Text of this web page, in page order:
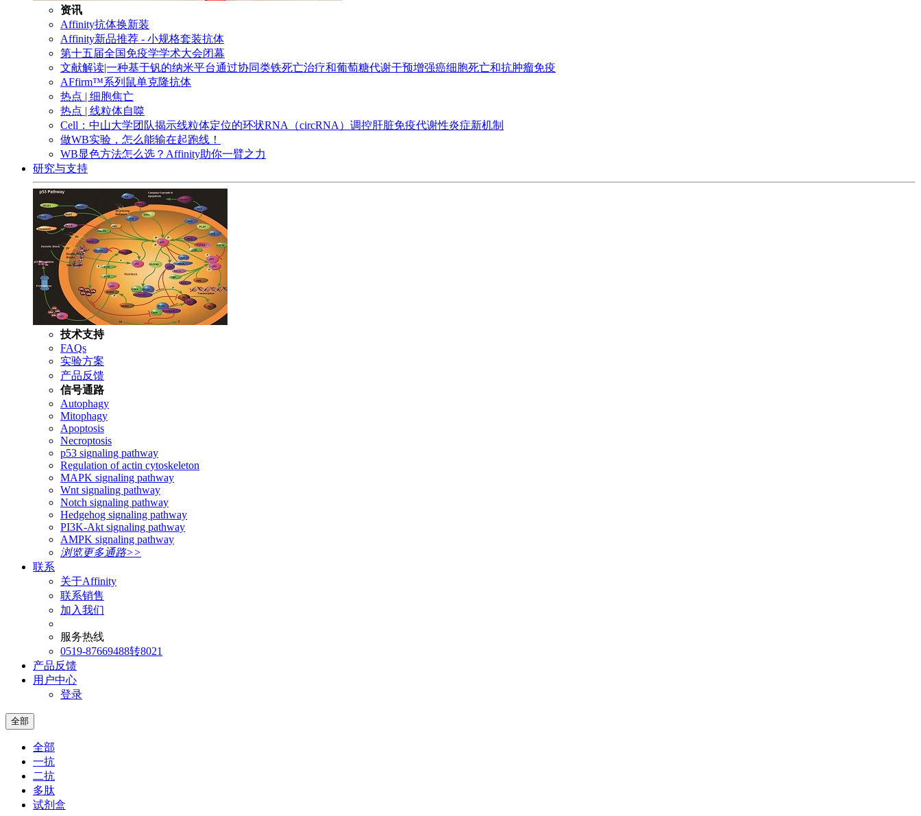
资讯
Affinity抗体换新装
Affinity新品推荐 - 小规格套装抗体
第十五届全国免疫学学术大会闭幕
文献解读|一种基于钒的纳米平台通过协同类铁死亡治疗和葡萄糖代谢干预增强癌细胞死亡和抗肿瘤免疫
AFfirm™系列鼠单克隆抗体
热点 | 细胞焦亡
热点 | 线粒体自噬
Cell：中山大学团队揭示线粒体定位的环状RNA（circRNA）调控肝脏免疫代谢性炎症新机制
做WB实验，怎么能输在起跑线！
WB显色方法怎么选？Affinity助你一臂之力
研究与支持
技术支持
FAQs
实验方案
产品反馈
信号通路
Autophagy
Mitophagy
Apoptosis
Necroptosis
p53 signaling pathway
Regulation of actin cytoskeleton
MAPK signaling pathway
Wnt signaling pathway
Notch signaling pathway
Hedgehog signaling pathway
PI3K-Akt signaling pathway
AMPK signaling pathway
浏览更多通路>>
联系
关于Affinity
联系销售
加入我们
服务热线
0519-87669488转8021
产品反馈
用户中心
登录
全部
全部
一抗
二抗
多肽
试剂盒